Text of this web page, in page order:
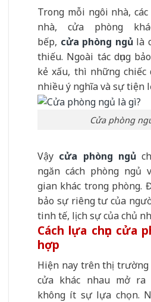
Trong mỗi ngôi nhà,
nhà, cửa phòng
bếp, cửa phòng ngủlà
thiếu. Ngoài tác dụng
kẻ xấu, thì những chiếc
nhiều ý nghĩa và sự tiện
Cửa phòng
Vậy cửa phòng ngủ
ngăn cách phòng ngủ
gian khác trong phòng.
bảo sự riêng tư của
tinh tế, lịch sự của chủ
Cách lựa chọn cửa
hợp
Hiện nay trên thị trường
cửa khác nhau mở ra
không ít sự lựa chọn.